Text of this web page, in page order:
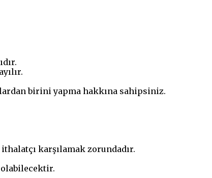
birini yapma hakkına sahipsiniz.
ithalatçı karşılamak zorundadır.
olabilecektir.